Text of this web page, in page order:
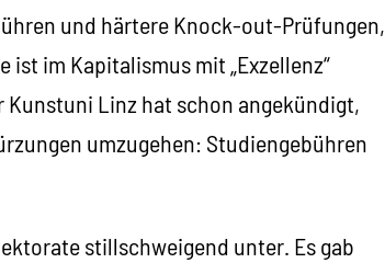
und härtere Knock-out-Prüfungen,
im Kapitalismus mit „Exzellenz“
Linz hat schon angekündigt,
umzugehen: Studiengebühren
stillschweigend unter. Es gab